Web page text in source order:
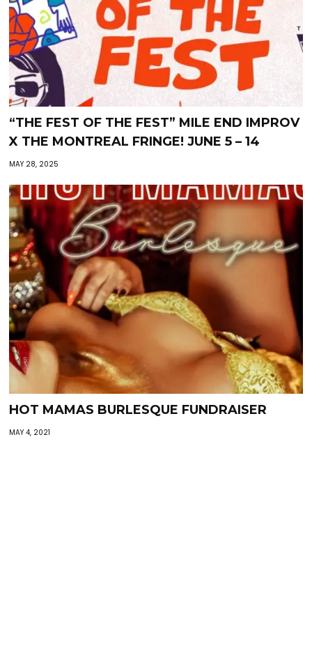
“THE FEST OF THE FEST” MILE END IMPROV
X THE MONTREAL FRINGE! JUNE 5 – 14
MAY 28, 2025
HOT MAMAS BURLESQUE FUNDRAISER
MAY 4, 2021